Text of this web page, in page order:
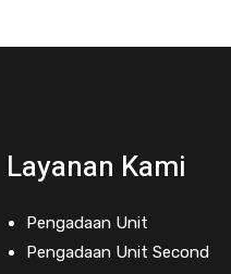
Layanan Kami
Pengadaan Unit
Pengadaan Unit Second